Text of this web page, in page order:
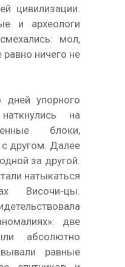
цивилизации.
и археологи
мол,
равно ничего не
дней упорного
на
блоки,
другом. Далее
за другой.
натыкаться
Височи-цы.
две
абсолютно
равные